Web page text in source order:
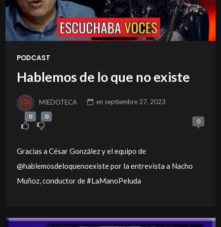
PODCAST
Hablemos de lo que no existe
MIEDOTECA en septiembre 27, 2023
0 0
0
Gracias a César González y el equipo de
@hablemosdeloquenoexiste por la entrevista a Nacho
Muñoz, conductor de #LaManoPeluda